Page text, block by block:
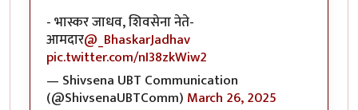
- भास्कर जाधव, शिवसेना नेते-
आमदार@_BhaskarJadhav
pic.twitter.com/nI38zkWiw2
— Shivsena UBT Communication
(@ShivsenaUBTComm) March 26, 2025